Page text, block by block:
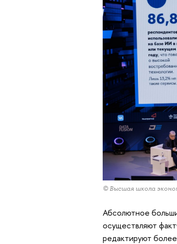
© Высшая школа
Абсолютное
осуществляют
редактируют